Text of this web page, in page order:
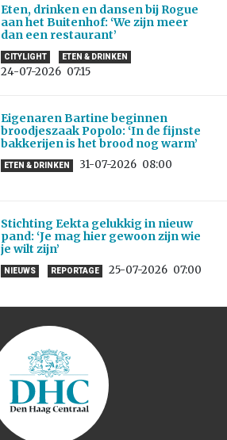
Eten, drinken en dansen bij Rogue
aan het Buitenhof: ‘We zijn meer
dan een restaurant’
CITYLIGHT ETEN & DRINKEN
24-07-2026 07:15
Eigenaren Bartine beginnen
broodjeszaak Popolo: ‘In de fijnste
bakkerijen is het brood nog warm’
ETEN & DRINKEN 31-07-2026 08:00
Stichting Eekta gelukkig in nieuw
pand: ‘Je mag hier gewoon zijn wie
je wilt zijn’
NIEUWS REPORTAGE 25-07-2026 07:00